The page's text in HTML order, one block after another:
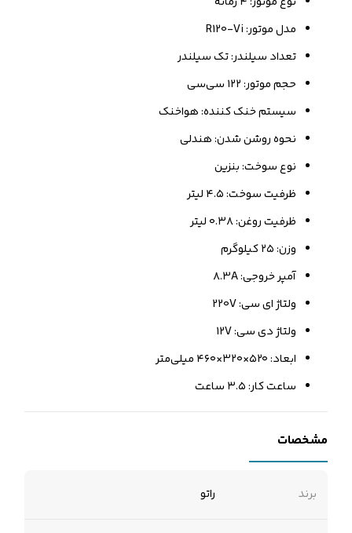
مدل موتور: R120-Vi
تعداد سیلندر: تک سیلندر
حجم موتور: ۱۲۲ سی‌سی
سیستم خنک کننده: هواخنک
نحوه روشن شدن: هندلی
نوع سوخت: بنزین
ظرفیت سوخت: ۴.۵ لیتر
ظرفیت روغن: ۰.۳۸ لیتر
وزن: ۲۵ کیلوگرم
آمپر خروجی: ۸.3A
ولتاژ ای سی: 220V
ولتاژ دی سی: 12V
ابعاد: ۵۲۰×۳۲۰×۴۶۰ میلی‌متر
ساعت کار: ۳.۵ ساعت
مشخصات
برند راتو